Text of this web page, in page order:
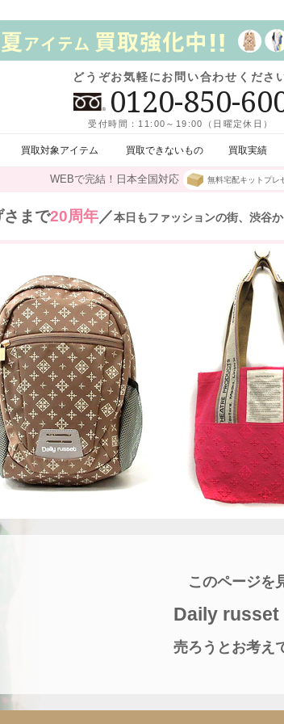
どうぞお気軽にお問い合わせくださ
0120-850-
受付時間：11:00～19:00（日曜定休日）
買取対象アイテム 買取できないもの 買取実績
WEBで完結！日本全国対応 無料宅配キットプレ
さまで20周年／本日もファッションの街、渋谷
このページを
Daily russet
売ろうとお考え